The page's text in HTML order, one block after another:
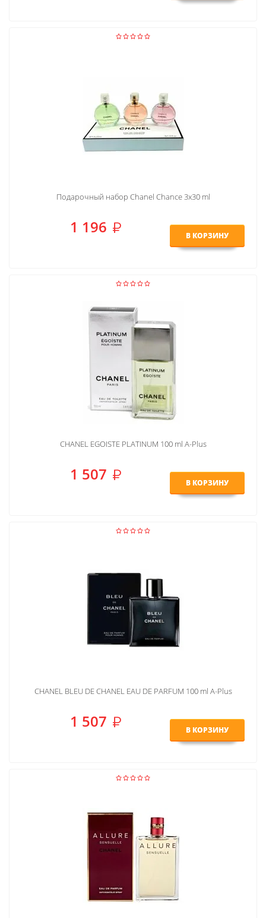
Подарочный набор Chanel Chance 3x30 ml
1 196 В КОРЗИНУ
CHANEL EGOISTE PLATINUM 100 ml A-Plus
1 507 В КОРЗИНУ
CHANEL BLEU DE CHANEL EAU DE PARFUM 100 ml A-Plus
1 507 В КОРЗИНУ